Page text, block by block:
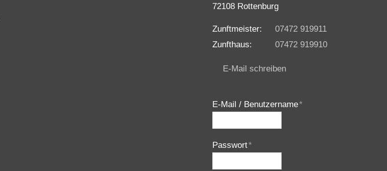
72108 Rottenburg
Zunftmeister:
07472 919911
Zunfthaus:
07472 919910
E-Mail schreiben
E-Mail / Benutzername*
Passwort*